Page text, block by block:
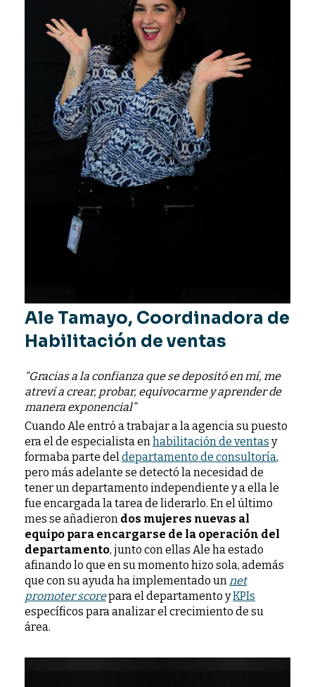
Ale Tamayo, Coordinadora de
Habilitación de ventas
“Gracias a la confianza que se depositó en mí, me
atreví a crear, probar, equivocarme y aprender de
manera exponencial”
Cuando Ale entró a trabajar a la agencia su puesto
era el de especialista enhabilitación de ventas y
formaba parte deldepartamento de consultoría,
pero más adelante se detectó la necesidad de
tener un departamento independiente y a ella le
fue encargada la tarea de liderarlo. En el último
mes se añadieron dos mujeres nuevas al
equipo para encargarse de la operación del
departamento, junto con ellas Ale ha estado
afinando lo que en su momento hizo sola, además
que con su ayuda ha implementado unnet
promoter scorepara el departamento yKPIs
específicos para analizar el crecimiento de su
área.